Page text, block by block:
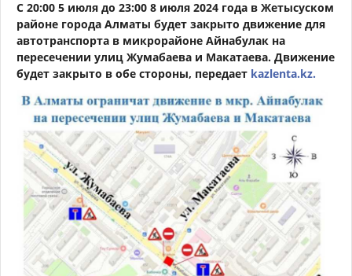
С 20:00 5 июля до 23:00 8 июля 2024 года в Жетысуском
районе города Алматы будет закрыто движение для
автотранспорта в микрорайоне Айнабулак на
пересечении улиц Жумабаева и Макатаева. Движение
будет закрыто в обе стороны, передает kazlenta.kz.